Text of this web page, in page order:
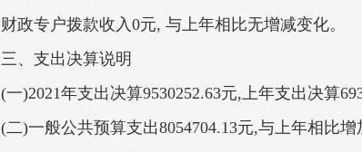
财政专户拨款收入0元, 与上年相比无增减变化。
三、支出决算说明
(一)2021年支出决算9530252.63元,上年支出决算
(二)一般公共预算支出8054704.13元,与上年相